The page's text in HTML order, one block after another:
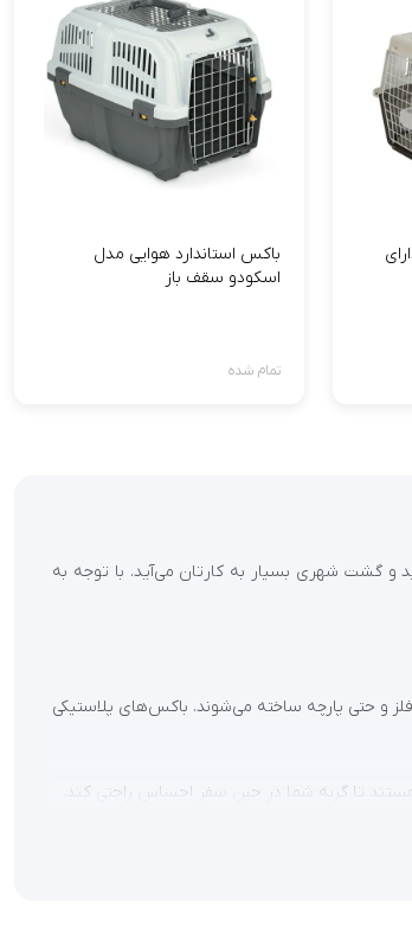
دارای
باکس استاندارد هوایی مدل
اسکودو سقف باز
تمام شده
و گشت شهری بسیار به کارتان می‌آید. با توجه به
و حتی پارچه ساخته می‌شوند. باکس‌های پلاستیکی
تا گربه شما در حین سفر احساس راحتی کند.